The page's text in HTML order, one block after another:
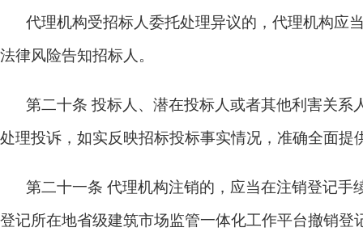
代理机构受招标人委托处理异议的，代理机构应
法律风险告知招标人。
第二十条 投标人、潜在投标人或者其他利害关系
处理投诉，如实反映招标投标事实情况，准确全面提
第二十一条 代理机构注销的，应当在注销登记手
登记所在地省级建筑市场监管一体化工作平台撤销登